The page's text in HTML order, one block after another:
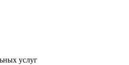
услуг